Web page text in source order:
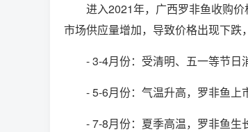
进入2021年，广西罗非鱼收购
市场供应量增加，导致价格出现下跌
- 3-4月份：受清明、五一等节日
- 5-6月份：气温升高，罗非鱼上
- 7-8月份：夏季高温，罗非鱼生